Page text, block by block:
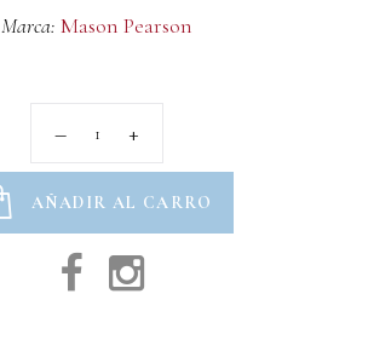
Marca: Mason Pearson
AÑADIR AL CARRO